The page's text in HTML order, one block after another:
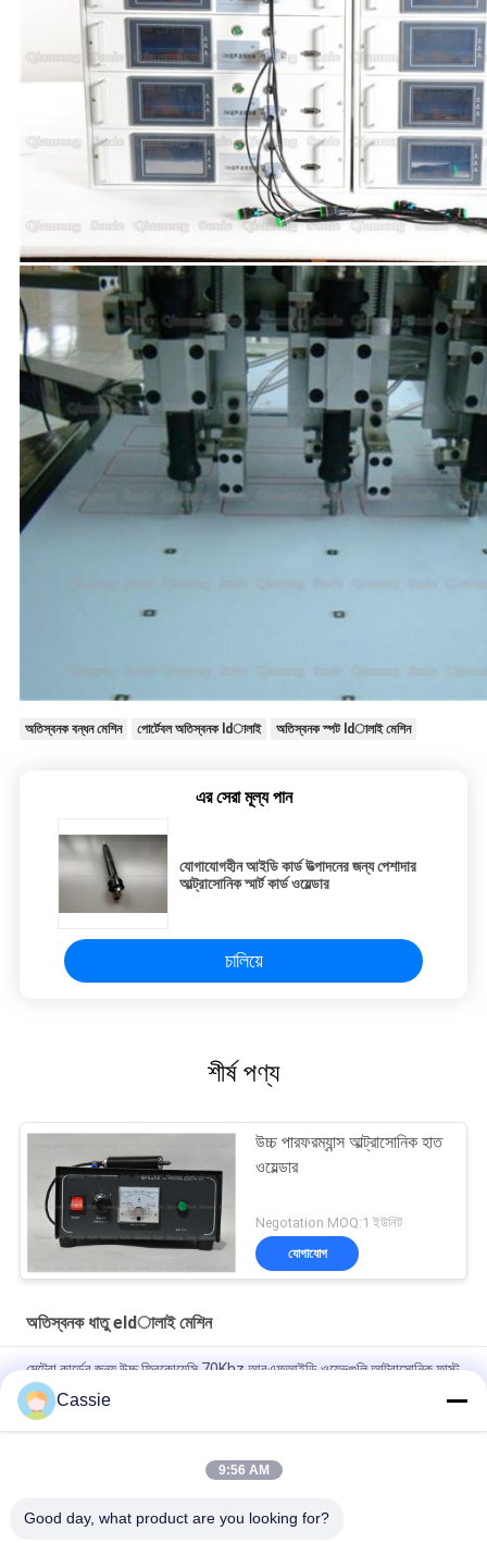
অতিস্বনক বন্ধন মেশিন পোর্টেবল অতিস্বনক ldালাই অতিস্বনক স্পট ldালাই মেশিন
এর সেরা মূল্য পান
যোগাযোগহীন আইডি কার্ড উত্পাদনের জন্য পেশাদার
আল্ট্রাসোনিক স্মার্ট কার্ড ওয়েল্ডার
চালিয়ে
শীর্ষ পণ্য
উচ্চ পারফরম্যান্স আল্ট্রাসোনিক হাত
ওয়েল্ডার
Negotation MOQ:1 ইউনিট
যোগাযোগ
অতিস্বনক ধাতু eldালাই মেশিন
মেট্রো কার্ডের জন্য উচ্চ ফ্রিকোয়েন্সি 70Khz আরএফআইডি ওয়েভগুলি আল্ট্রাসোনিক ফাস্ট
সংযোগ প্রযুক্তি
তামা অ্যান্টেনা Kালাই জন্য উচ্চ ফ্রিকোয়েন্সি 70Khz 50W পোর্টেবল আল্ট্রাসোনিক
Cassie
9:56 AM
Good day, what product are you looking for?